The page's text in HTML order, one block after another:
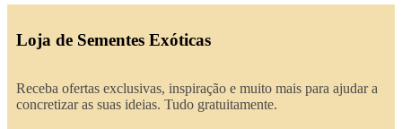
Loja de Sementes Exóticas
Receba ofertas exclusivas, inspiração e muito mais para ajudar a
concretizar as suas ideias. Tudo gratuitamente.